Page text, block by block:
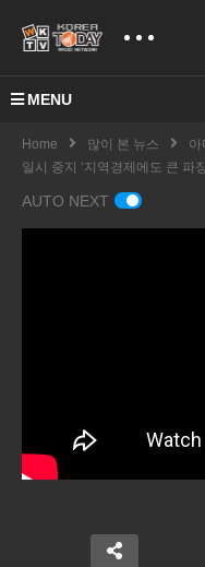
MENU
Home 많이 본 뉴스
아
일시 중지 ‘지역경제에도 큰 파
AUTO NEXT